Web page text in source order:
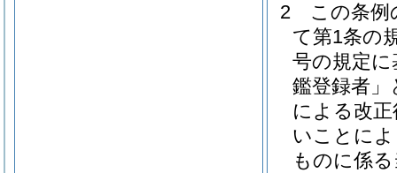
2
この条例
て第1条の
号の規定
鑑登録者」
による改
いことに
ものに係